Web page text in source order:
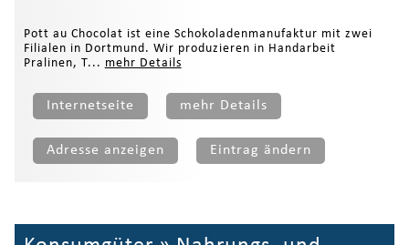
Pott au Chocolat ist eine Schokoladenmanufaktur mit zwei
Filialen in Dortmund. Wir produzieren in Handarbeit
Pralinen, T... mehr Details
Internetseite mehr Details
Adresse anzeigen Eintrag ändern